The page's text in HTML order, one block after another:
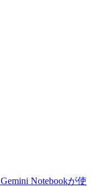
Notebookが使